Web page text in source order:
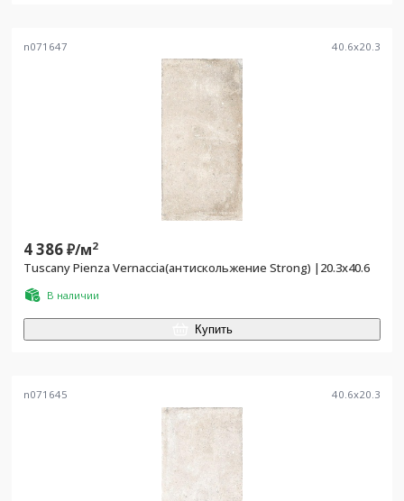
n071647 40.6x20.3
4 386₽/м2
Tuscany Pienza Vernaccia(антискольжение Strong) |20.3x40.6
В наличии
Купить
n071645 40.6x20.3